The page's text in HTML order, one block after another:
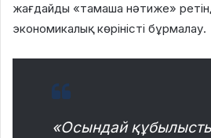
жағдайды «тамаша нәтиже»
экономикалық көріністі бұрмалау.
«Осындай